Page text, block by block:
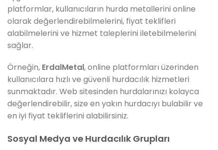
platformlar, kullanıcıların hurda metallerini online
olarak değerlendirebilmelerini, fiyat teklifleri
alabilmelerini ve hizmet taleplerini iletebilmelerini
sağlar.
Örneğin, ErdalMetal, online platformları üzerinden
kullanıcılara hızlı ve güvenli hurdacılık hizmetleri
sunmaktadır. Web sitesinden hurdalarınızı kolayca
değerlendirebilir, size en yakın hurdacıyı bulabilir ve
en iyi fiyat tekliflerini alabilirsiniz.
Sosyal Medya ve Hurdacılık Grupları